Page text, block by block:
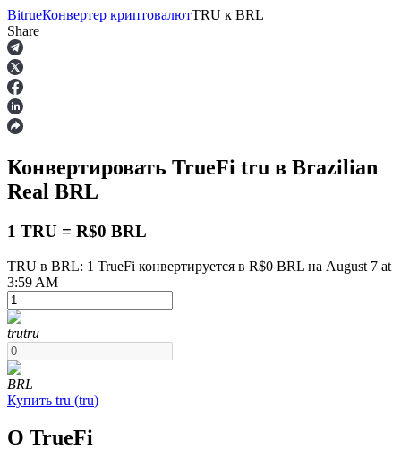
Фьючерсы
USDT-фьючерсы
BitrueКонвертер криптовалютTRU к BRL
Share
Конвертировать TrueFi tru в Brazilian
Real BRL
1 TRU = R$0 BRL
TRU в BRL: 1 TrueFi конвертируется в R$0 BRL на August 7 at
3:59 AM
trutru
BRL
Купить tru (tru)
О TrueFi